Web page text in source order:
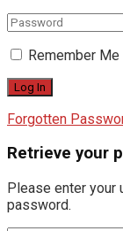
Remember Me
Forgotten
Retrieve your
Please enter your
password.